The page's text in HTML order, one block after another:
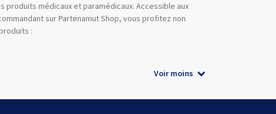
médicaux et paramédicaux. Accessible aux
sur Partenamut Shop, vous profitez non
:
Voir moins